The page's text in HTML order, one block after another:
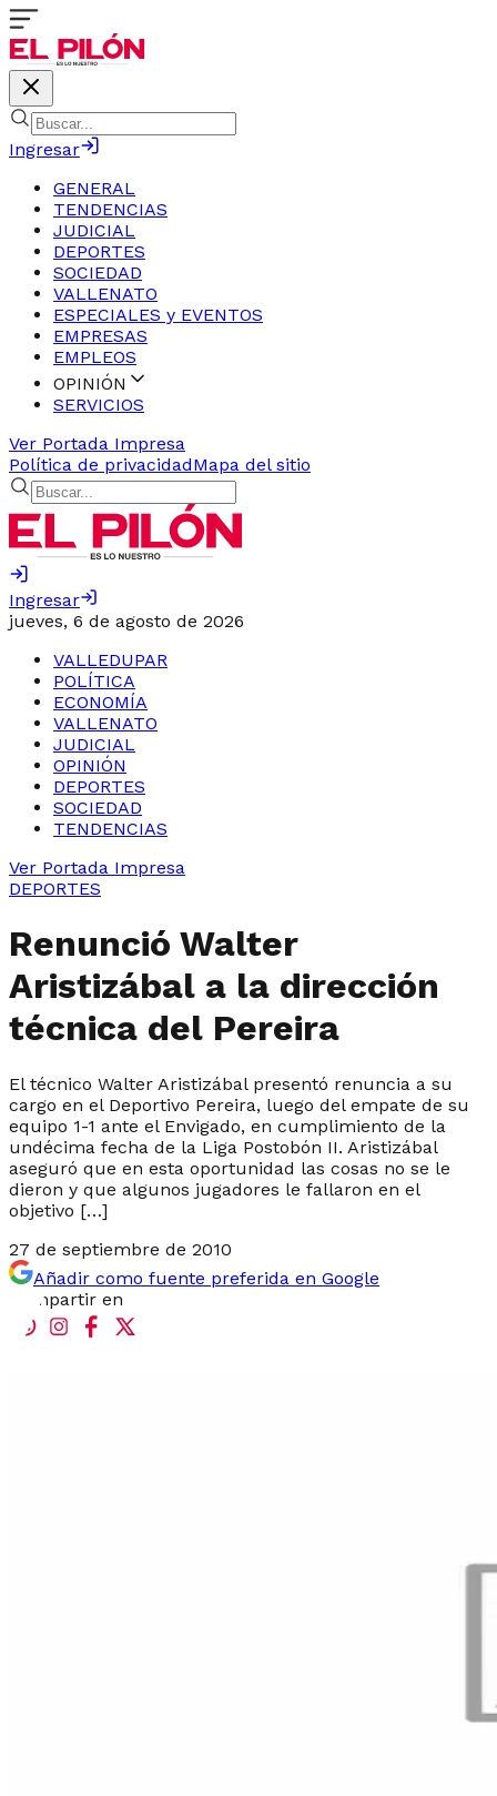
Ingresar
GENERAL
TENDENCIAS
JUDICIAL
DEPORTES
SOCIEDAD
VALLENATO
ESPECIALES y EVENTOS
EMPRESAS
EMPLEOS
OPINIÓN
SERVICIOS
Ver Portada Impresa
Política de privacidadMapa del sitio
Ingresar
jueves, 6 de agosto de 2026
VALLEDUPAR
POLÍTICA
ECONOMÍA
VALLENATO
JUDICIAL
OPINIÓN
DEPORTES
SOCIEDAD
TENDENCIAS
Ver Portada Impresa
DEPORTES
Renunció Walter
Aristizábal a la dirección
técnica del Pereira
El técnico Walter Aristizábal presentó renuncia a su
cargo en el Deportivo Pereira, luego del empate de su
equipo 1-1 ante el Envigado, en cumplimiento de la
undécima fecha de la Liga Postobón II. Aristizábal
aseguró que en esta oportunidad las cosas no se le
dieron y que algunos jugadores le fallaron en el
objetivo […]
27 de septiembre de 2010
Añadir como fuente preferida en Google
Compartir en